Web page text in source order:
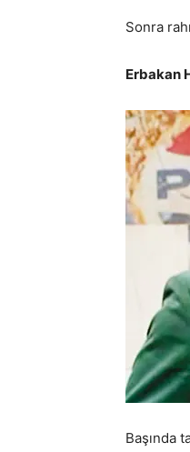
Sonra
Erbakan
Başında